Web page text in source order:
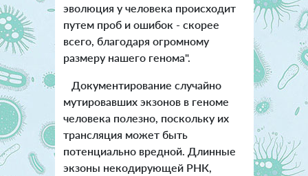
эволюция у человека происходит
путем проб и ошибок - скорее
всего, благодаря огромному
размеру нашего генома".
Документирование случайно
мутировавших экзонов в геноме
человека полезно, поскольку их
трансляция может быть
потенциально вредной. Длинные
экзоны некодирующей РНК,